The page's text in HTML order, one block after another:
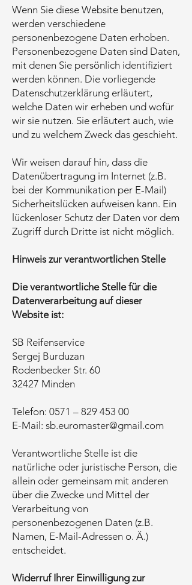
Wenn Sie diese Website benutzen,
werden verschiedene
personenbezogene Daten erhoben.
Personenbezogene Daten sind Daten,
mit denen Sie persönlich identifiziert
werden können. Die vorliegende
Datenschutzerklärung erläutert,
welche Daten wir erheben und wofür
wir sie nutzen. Sie erläutert auch, wie
und zu welchem Zweck das geschieht.
Wir weisen darauf hin, dass die
Datenübertragung im Internet (z.B.
bei der Kommunikation per E-Mail)
Sicherheitslücken aufweisen kann. Ein
lückenloser Schutz der Daten vor dem
Zugriff durch Dritte ist nicht möglich.
Hinweis zur verantwortlichen Stelle
Die verantwortliche Stelle für die
Datenverarbeitung auf dieser
Website ist:
SB Reifenservice
Sergej Burduzan
Rodenbecker Str. 60
32427 Minden
Telefon: 0571 – 829 453 00
E-Mail: sb.euromaster@gmail.com
Verantwortliche Stelle ist die
natürliche oder juristische Person, die
allein oder gemeinsam mit anderen
über die Zwecke und Mittel der
Verarbeitung von
personenbezogenen Daten (z.B.
Namen, E-Mail-Adressen o. Ä.)
entscheidet.
Widerruf Ihrer Einwilligung zur